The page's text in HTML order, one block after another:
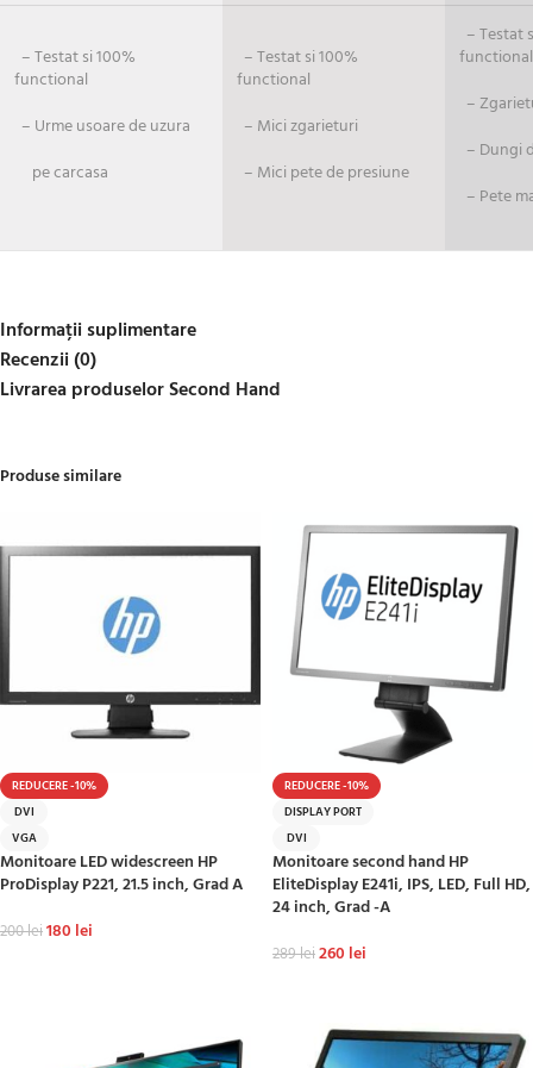
– Testat si 100%
functional
– Urme usoare de uzura
pe carcasa
– Testat si 100%
functional
– Mici zgarieturi
– Mici pete de presiune
– Testat
functional
–
– Dungi
– Pete
Informații suplimentare
Recenzii (0)
Livrarea produselor Second Hand
Produse similare
REDUCERE -10%
DVI
VGA
Monitoare LED widescreen HP
ProDisplay P221, 21.5 inch, Grad A
200lei180 lei
REDUCERE -10%
DISPLAY PORT
DVI
Monitoare second hand HP
EliteDisplay E241i, IPS, LED, Full HD,
24 inch, Grad -A
289lei260 lei